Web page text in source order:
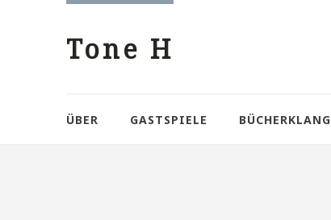
Tone H
ÜBER GASTSPIELE BÜCHERKLANG